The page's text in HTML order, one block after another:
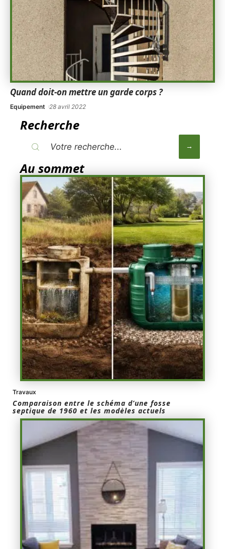
Quand doit-on mettre un garde corps ?
Equipement 28 avril 2022
Recherche
Au sommet
Travaux
Comparaison entre le schéma d’une fosse
septique de 1960 et les modèles actuels